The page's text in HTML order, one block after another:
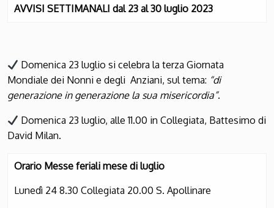
AVVISI SETTIMANALI dal 23 al 30 luglio 2023
Domenica 23 luglio si celebra la terza Giornata
Mondiale dei Nonni e degli Anziani, sul tema: “di
generazione in generazione la sua misericordia”.
Domenica 23 luglio, alle 11.00 in Collegiata, Battesimo di
David Milan.
Orario Messe feriali mese di luglio
Lunedì 24 8.30 Collegiata 20.00 S. Apollinare